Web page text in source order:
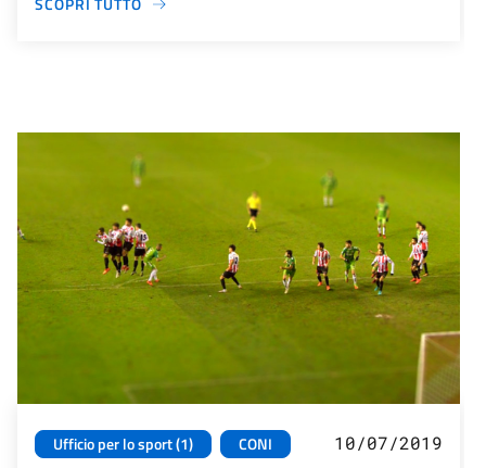
Ufficio per lo sport (1) CONI 10/07/2019